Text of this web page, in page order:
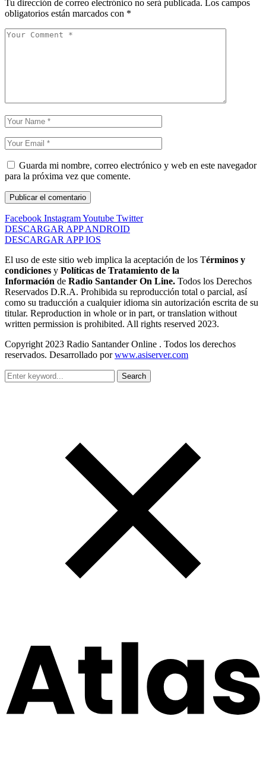
Tu dirección de correo electrónico no será publicada. Los campos
obligatorios están marcados con *
Guarda mi nombre, correo electrónico y web en este navegador
para la próxima vez que comente.
Facebook InstagramYoutube Twitter
DESCARGAR APP ANDROID
DESCARGAR APP IOS
El uso de este sitio web implica la aceptación de los Términos y
condiciones y Políticas de Tratamiento de la
Información de Radio Santander On Line. Todos los Derechos
Reservados D.R.A. Prohibida su reproducción total o parcial, así
como su traducción a cualquier idioma sin autorización escrita de su
titular. Reproduction in whole or in part, or translation without
written permission is prohibited. All rights reserved 2023.
Copyright 2023 Radio Santander Online . Todos los derechos
reservados. Desarrollado porwww.asiserver.com
Search